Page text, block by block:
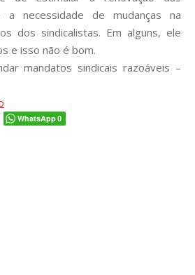
a necessidade de mudanças na
dos sindicalistas. Em alguns, ele
e isso não é bom.
mandatos sindicais razoáveis –
WhatsApp0